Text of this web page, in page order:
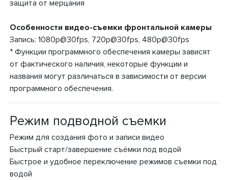
защита от мерцания
Особенности видео-съемки фронтальной камеры
Запись: 1080p@30fps, 720p@30fps, 480p@30fps
* Функции программного обеспечения камеры зависят
от фактического наличия, некоторые функции и
названия могут различаться в зависимости от версии
программного обеспечения.
Режим подводной съемки
Режим для создания фото и записи видео
Быстрый старт/завершение съёмки под водой
Быстрое и удобное переключение режимов съемки под
водой